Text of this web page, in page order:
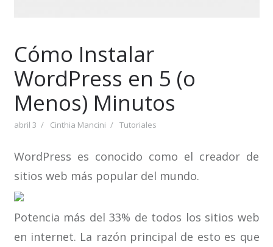
Cómo Instalar
WordPress en 5 (o
Menos) Minutos
abril 3 Cinthia Mancini Tutoriales
WordPress es conocido como el creador de
sitios web más popular del mundo.
Potencia más del 33% de todos los sitios web
en internet. La razón principal de esto es que